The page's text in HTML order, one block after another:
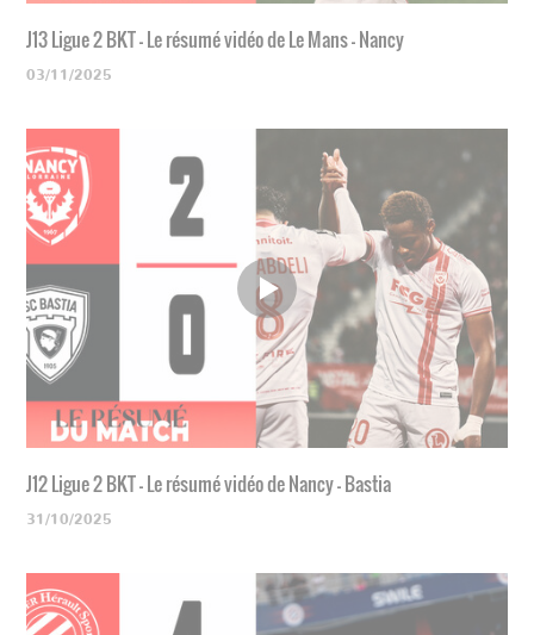
J13 Ligue 2 BKT - Le résumé vidéo de Le Mans - Nancy
03/11/2025
J12 Ligue 2 BKT - Le résumé vidéo de Nancy - Bastia
31/10/2025